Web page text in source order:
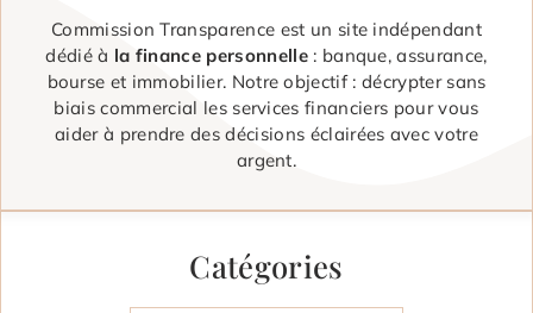
Commission Transparence est un site indépendant
dédié à la finance personnelle: banque, assurance,
bourse et immobilier. Notre objectif : décrypter sans
biais commercial les services financiers pour vous
aider à prendre des décisions éclairées avec votre
argent.
Catégories